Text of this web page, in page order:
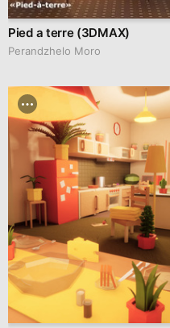
Pied a terre (3DMAX)
Perandzhelo Moro